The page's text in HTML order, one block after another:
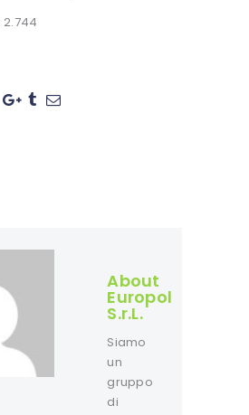
2.744
About
Europol
S.r.L.
Siamo
un
gruppo
di